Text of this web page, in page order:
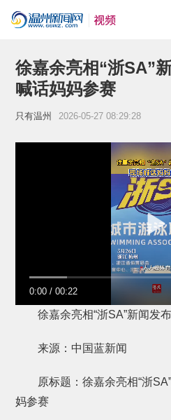
徐嘉余亮相“浙SA”
喊话妈妈参赛
只有温州 2026-05-27 08:29:28
0:00 /00:22
徐嘉余亮相“浙SA”新闻发布
来源：中国蓝新闻
原标题：徐嘉余亮相“浙
妈参赛